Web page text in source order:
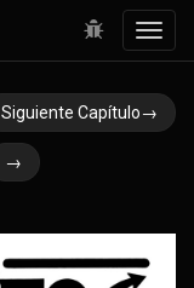
Siguiente Capítulo→
→